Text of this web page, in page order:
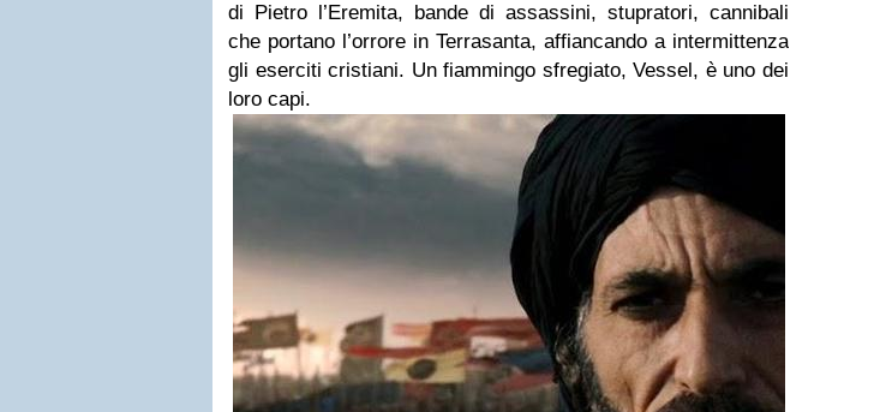
di Pietro l’Eremita, bande di assassini, stupratori, cannibali
che portano l’orrore in Terrasanta, affiancando a intermittenza
gli eserciti cristiani. Un fiammingo sfregiato, Vessel, è uno dei
loro capi.